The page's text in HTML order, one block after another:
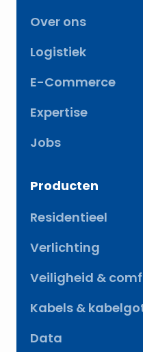
Over ons
Logistiek
E-Commerce
Expertise
Jobs
Producten
Residentieel
Verlichting
Veiligheid &
Kabels &
Data